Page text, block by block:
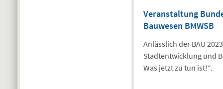
Veranstaltung
Bauwesen BMWSB
Anlässlich der BAU
Stadtentwicklung und
Was jetzt zu tun ist!“.